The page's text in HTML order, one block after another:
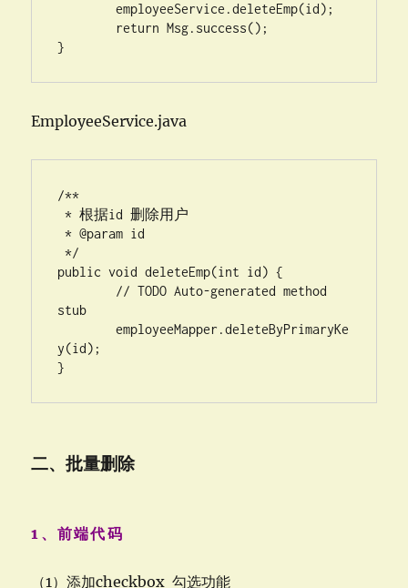
	employeeService.deleteEmp(id);
EmployeeService.java
/**
* 根据id 删除用户
* @param id
*/
public void deleteEmp(int id) {
stub
	employeeMapper.deleteByPrimaryKe
y(id);
}
二、批量删除
1、前端代码
（1）添加checkbox 勾选功能